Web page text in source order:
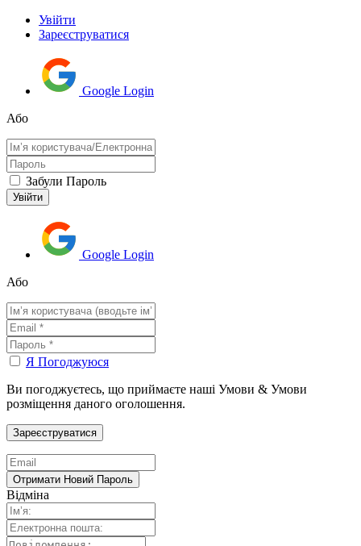
Увійти
Зареєструватися
Google Login
Або
Забули Пароль
Google Login
Або
Я Погоджуюся
Ви погоджуєтесь, що приймаєте наші Умови & Умови
розміщення даного оголошення.
Відміна